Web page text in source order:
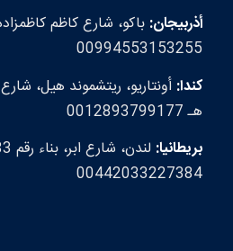
أذربيجان:
00994553153255
كندا:
هـ 0012893799177
بريطانيا:
00442033227384